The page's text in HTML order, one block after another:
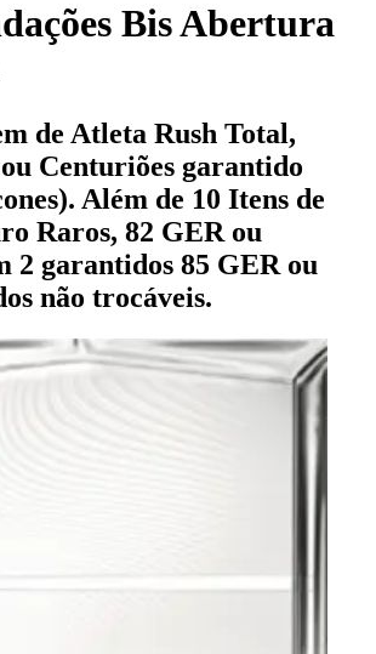
Bis Abertura
de Atleta Rush Total,
Centuriões garantido
Além de 10 Itens de
Raros, 82 GER ou
2 garantidos 85 GER ou
não trocáveis.